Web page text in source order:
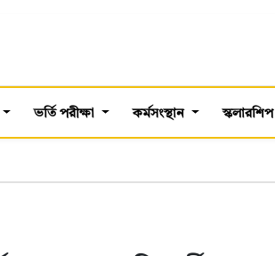
ভর্তি পরীক্ষা কর্মসংস্থান স্কলারশিপ